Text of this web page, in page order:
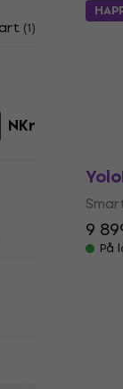
(1)
pris
NKr
9
På